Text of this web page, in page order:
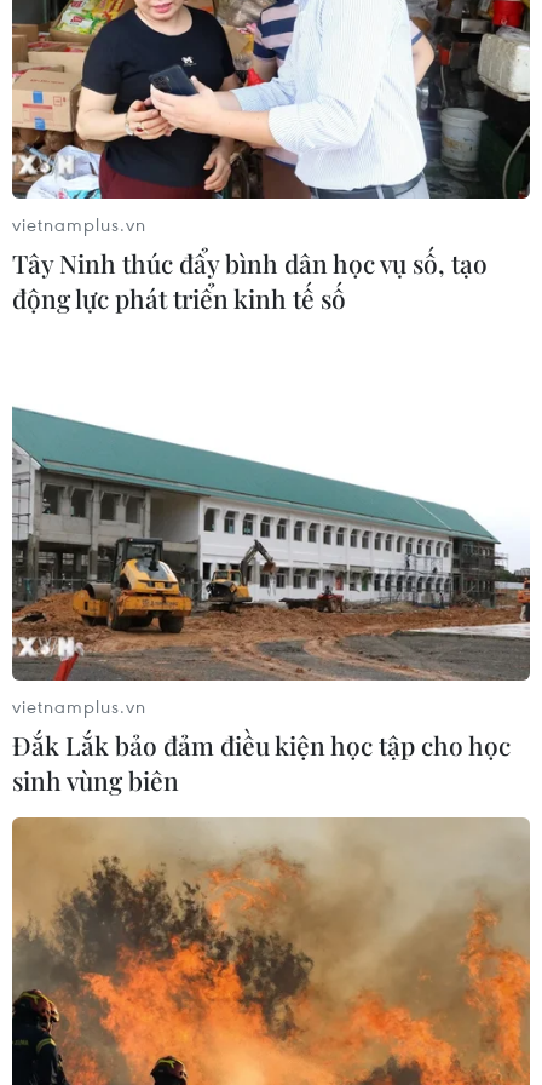
tế biển, tuy nhiên, hiện nay tình trạng ô nhiễm dọc bờ
biển càng trở nên nghiêm trọng.
ILO kêu gọi hạn chế sử dụng các loại đồ
nhựa dùng một lần
05/06/2018 07:48
Tổng Giám đốc Tổ chức Lao động Quốc tế (ILO) Guy
Ryder kêu gọi người dân các nước hạn chế sử dụng các
loại đồ nhựa dùng một lần.
vietnamplus.vn
Tây Ninh thúc đẩy bình dân học vụ số, tạo
động lực phát triển kinh tế số
vietnamplus.vn
Đắk Lắk bảo đảm điều kiện học tập cho học
sinh vùng biên